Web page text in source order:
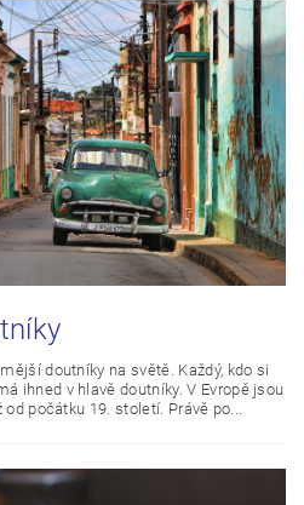
doutníky na světě. Každý, kdo si
ihned v hlavě doutníky. V Evropě jsou
počátku 19. století. Právě po...